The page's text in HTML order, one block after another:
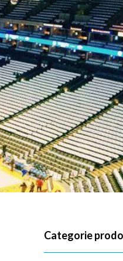
Categorie